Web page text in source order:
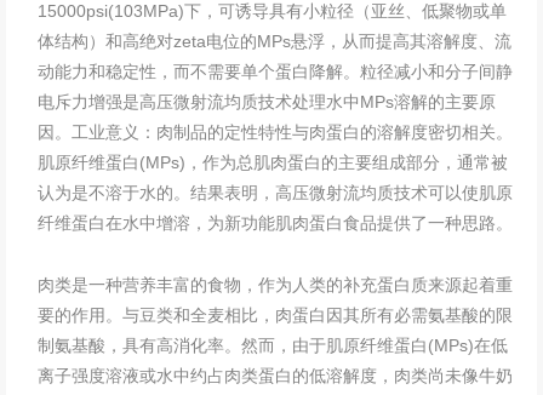
15000psi(103MPa)下，可诱导具有小粒径（亚丝、低聚物或单
体结构）和高绝对zeta电位的MPs悬浮，从而提高其溶解度、流
动能力和稳定性，而不需要单个蛋白降解。粒径减小和分子间静
电斥力增强是高压微射流均质技术处理水中MPs溶解的主要原
因。工业意义：肉制品的定性特性与肉蛋白的溶解度密切相关。
肌原纤维蛋白(MPs)，作为总肌肉蛋白的主要组成部分，通常被
认为是不溶于水的。结果表明，高压微射流均质技术可以使肌原
纤维蛋白在水中增溶，为新功能肌肉蛋白食品提供了一种思路。
肉类是一种营养丰富的食物，作为人类的补充蛋白质来源起着重
要的作用。与豆类和全麦相比，肉蛋白因其所有必需氨基酸的限
制氨基酸，具有高消化率。然而，由于肌原纤维蛋白(MPs)在低
离子强度溶液或水中约占肉类蛋白的低溶解度，肉类尚未像牛奶